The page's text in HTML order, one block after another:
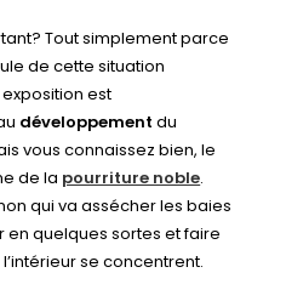
Tout simplement parce
de cette situation
est
développement du
vous connaissez bien, le
de la pourriture noble.
qui va assécher les baies
en quelques sortes et faire
se concentrent.